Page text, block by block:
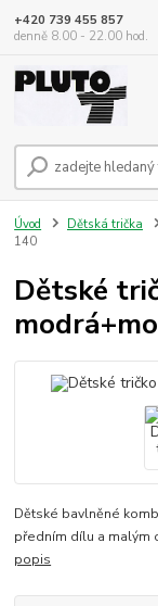
+420 739 455 857
denně 8.00 - 22.00 hod.
Úvod Dětská trička
140
Dětské
Dětské bavlněné
předním dílu a malým
popis